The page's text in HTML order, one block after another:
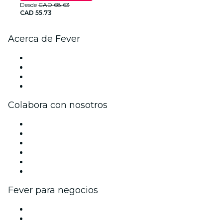
Desde CAD 68.63
CAD 55.73
Acerca de Fever
Colabora con nosotros
Fever para negocios